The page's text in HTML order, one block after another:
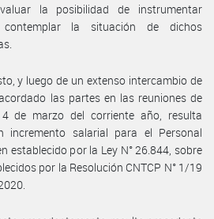
la posibilidad de instrumentar
la situación de dichos
y luego de un extenso intercambio de
las partes en las reuniones de
de marzo del corriente año, resulta
incremento salarial para el Personal
establecido por la Ley N° 26.844, sobre
por la Resolución CNTCP N° 1/19